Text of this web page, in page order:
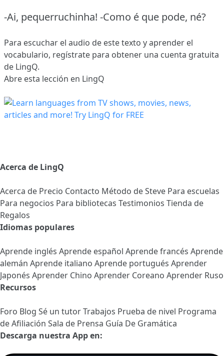
-Ai, pequerruchinha! -Como é que pode, né?
Para escuchar el audio de este texto y aprender el
vocabulario, regístrate para obtener una cuenta gratuita
de LingQ.
Abre esta lección en LingQ
Acerca de LingQ
Acerca de Precio Contacto Método de Steve Para escuelas
Para negocios Para bibliotecas Testimonios Tienda de
Regalos
Idiomas populares
Aprende inglés Aprende español Aprende francés Aprende
alemán Aprende italiano Aprende portugués Aprender
Japonés Aprender Chino Aprender Coreano Aprender Ruso
Recursos
Foro Blog Sé un tutorTrabajos Prueba de nivel Programa
de Afiliación Sala de Prensa Guía De Gramática
Descarga nuestra App en: